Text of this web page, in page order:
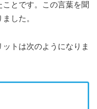
とです。この言葉を聞
した。
トは次のようになりま